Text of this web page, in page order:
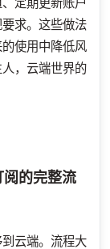
定期更新账户
求。这些做法
使用中降低风
，云端世界的
的完整流
云端。流程大